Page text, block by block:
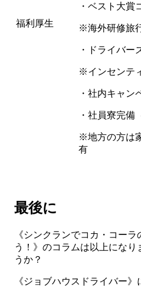
福利厚生
・ベスト大賞
※海外研修旅
・ドライバー
※インセンテ
・社内キャン
・社員寮完備
※地方の方は
有
最後に
《シンクランでコカ・コー
う！》のコラムは以上になり
うか？
《ジョブハウスドライバー